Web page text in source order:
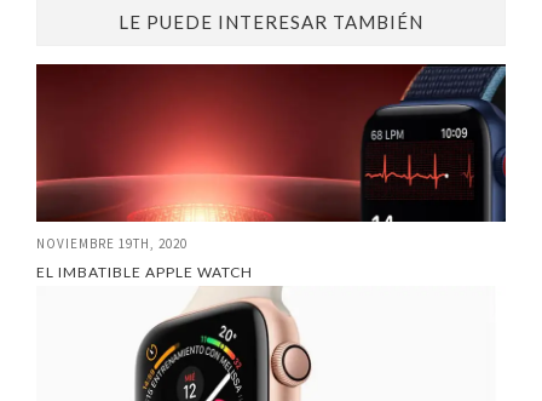
LE PUEDE INTERESAR TAMBIÉN
NOVIEMBRE 19TH, 2020
EL IMBATIBLE APPLE WATCH